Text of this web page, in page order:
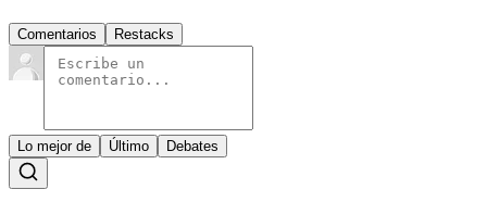
Comentarios Restacks
Lo mejor de Último Debates